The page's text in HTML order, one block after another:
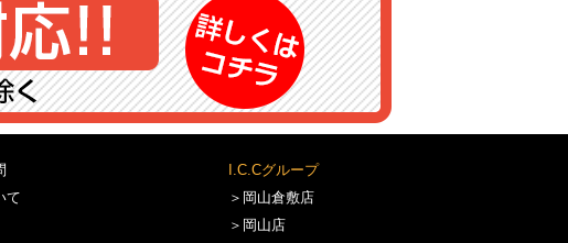
て
I.C.Cグループ
＞岡山倉敷店
＞岡山店